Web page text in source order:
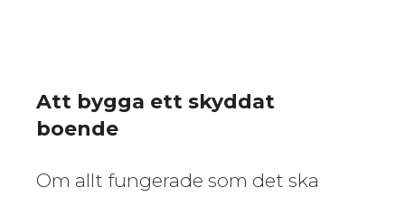
Att bygga ett skyddat
boende
Om allt fungerade som det ska